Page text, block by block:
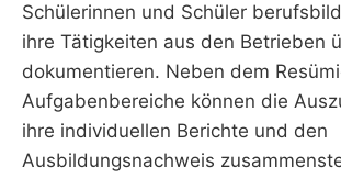
Schülerinnen und Schüler
ihre Tätigkeiten aus den Betrieben
dokumentieren. Neben dem
Aufgabenbereiche können die
ihre individuellen Berichte und den
Ausbildungsnachweis